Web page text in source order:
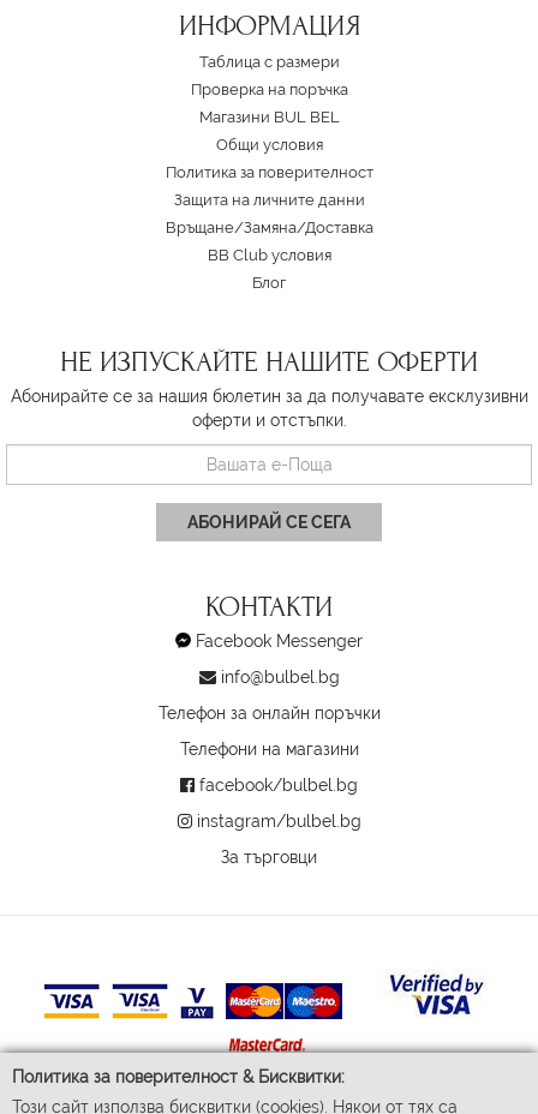
Политика за поверителност & Бисквитки:
Този сайт използва бисквитки (cookies). Някои от тях са
ИНФОРМАЦИЯ
Таблица с размери
Проверка на поръчка
Магазини BUL BEL
Oбщи условия
Политика за поверителност
Защита на личните данни
Връщане/Замяна/Доставка
BB Club условия
Блог
НЕ ИЗПУСКАЙТЕ НАШИТЕ ОФЕРТИ
Абонирайте се за нашия бюлетин за да получавате ексклузивни
оферти и отстъпки.
АБОНИРАЙ СЕ СЕГА
КОНТАКТИ
Facebook Messenger
info@bulbel.bg
Телефон за онлайн поръчки
Телефони на магазини
facebook/bulbel.bg
instagram/bulbel.bg
За търговци